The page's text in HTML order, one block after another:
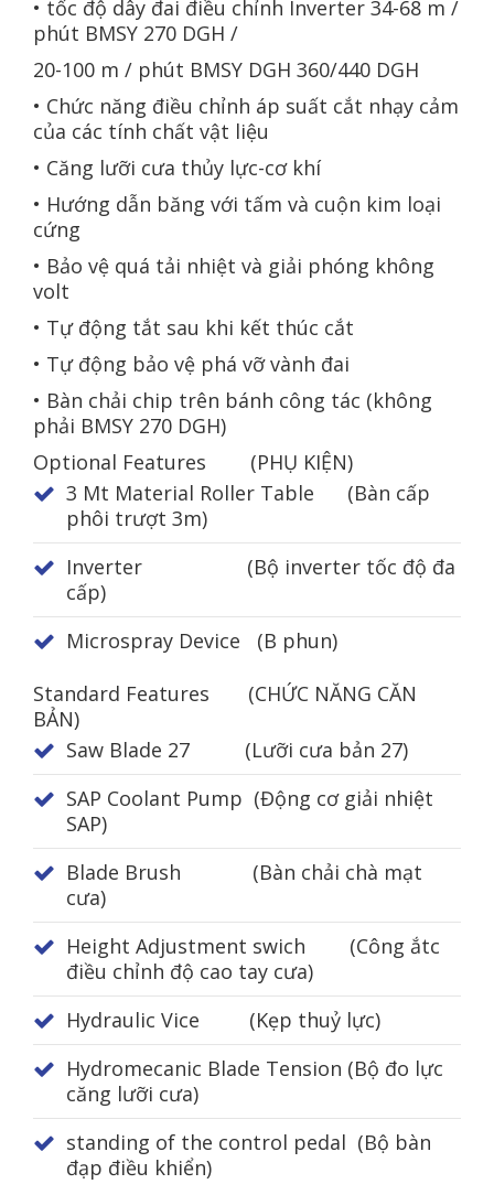
• tốc độ dây đai điều chỉnh Inverter 34-68 m /
phút BMSY 270 DGH /
20-100 m / phút BMSY DGH 360/440 DGH
• Chức năng điều chỉnh áp suất cắt nhạy cảm
của các tính chất vật liệu
• Căng lưỡi cưa thủy lực-cơ khí
• Hướng dẫn băng với tấm và cuộn kim loại
cứng
• Bảo vệ quá tải nhiệt và giải phóng không
volt
• Tự động tắt sau khi kết thúc cắt
• Tự động bảo vệ phá vỡ vành đai
• Bàn chải chip trên bánh công tác (không
phải BMSY 270 DGH)
Optional Features (PHỤ KIỆN)
3 Mt Material Roller Table (Bàn cấp
phôi trượt 3m)
Inverter (Bộ inverter tốc độ đa
cấp)
Microspray Device (B phun)
Standard Features (CHỨC NĂNG CĂN
BẢN)
Saw Blade 27 (Lưỡi cưa bản 27)
SAP Coolant Pump (Động cơ giải nhiệt
SAP)
Blade Brush (Bàn chải chà mạt
cưa)
Height Adjustment swich (Công ắtc
điều chỉnh độ cao tay cưa)
Hydraulic Vice (Kẹp thuỷ lực)
Hydromecanic Blade Tension (Bộ đo lực
căng lưỡi cưa)
standing of the control pedal (Bộ bàn
đạp điều khiển)